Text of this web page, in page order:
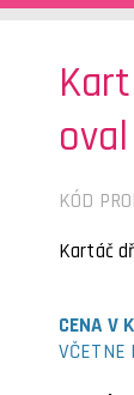
KÓD
Kartáč
CENA V
VČETNE